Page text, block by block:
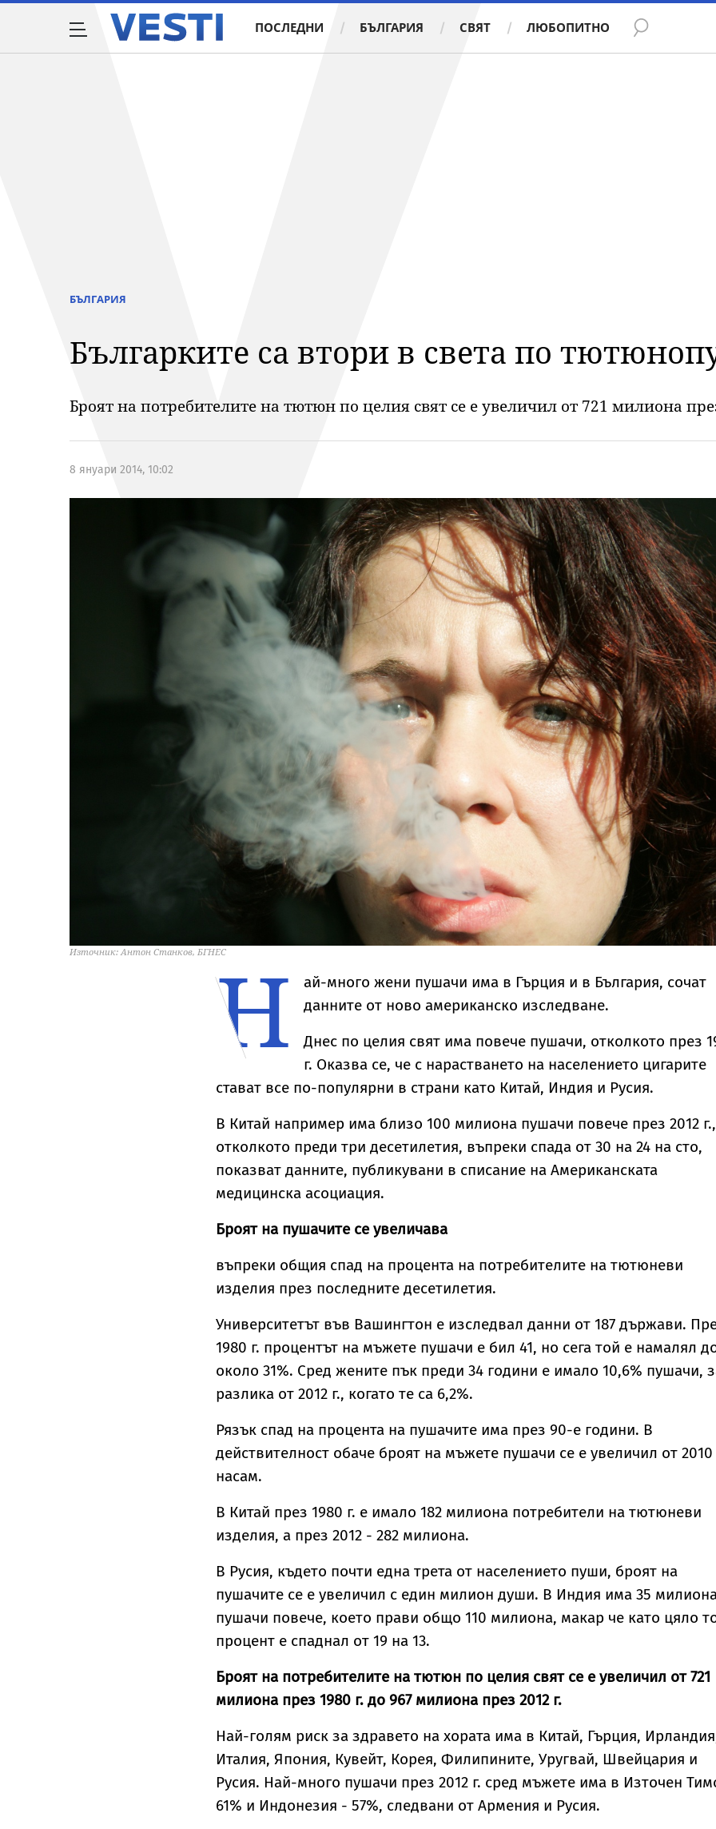
ПОСЛЕДНИ БЪЛГАРИЯ СВЯТ ЛЮБОПИТНО
БЪЛГАРИЯ
Българките са втори в света по
Броят на потребителите на тютюн по целия свят се е увеличил от 721 милиона
8 януари 2014, 10:02
Източник: Антон Станков, БГНЕСН
ай-много жени пушачи има в Гърция и в България, сочат
данните от ново американско изследване.
Днес по целия свят има повече пушачи, отколкото през
г. Оказва се, че с нарастването на населението цигарите
стават все по-популярни в страни като Китай, Индия и Русия.
В Китай например има близо 100 милиона пушачи повече през 2012 г.,
отколкото преди три десетилетия, въпреки спада от 30 на 24 на сто,
показват данните, публикувани в списание на Американската
медицинска асоциация.
Броят на пушачите се увеличава
въпреки общия спад на процента на потребителите на тютюневи
изделия през последните десетилетия.
Университетът във Вашингтон е изследвал данни от 187 държави.
1980 г. процентът на мъжете пушачи е бил 41, но сега той е намалял
около 31%. Сред жените пък преди 34 години е имало 10,6% пушачи,
разлика от 2012 г., когато те са 6,2%.
Рязък спад на процента на пушачите има през 90-е години. В
действителност обаче броят на мъжете пушачи се е увеличил от 2010
насам.
В Китай през 1980 г. е имало 182 милиона потребители на тютюневи
изделия, а през 2012 - 282 милиона.
В Русия, където почти една трета от населението пуши, броят на
пушачите се е увеличил с един милион души. В Индия има 35
пушачи повече, което прави общо 110 милиона, макар че като цяло
процент е спаднал от 19 на 13.
Броят на потребителите на тютюн по целия свят се е увеличил от 721
милиона през 1980 г. до 967 милиона през 2012 г.
Най-голям риск за здравето на хората има в Китай, Гърция,
Италия, Япония, Кувейт, Корея, Филипините, Уругвай, Швейцария и
Русия. Най-много пушачи през 2012 г. сред мъжете има в Източен
61% и Индонезия - 57%, следвани от Армения и Русия.